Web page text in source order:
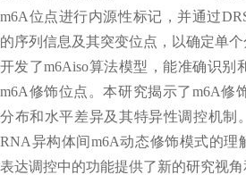
m6A位点进行内源性标记，并通过
的序列信息及其突变位点，以确定单
开发了m6Aiso算法模型，能准确识别
m6A修饰位点。本研究揭示了m6A修
分布和水平差异及其特异性调控机制
RNA异构体间m6A动态修饰模式的理
表达调控中的功能提供了新的研究视